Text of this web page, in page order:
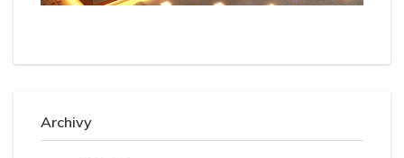
Archivy